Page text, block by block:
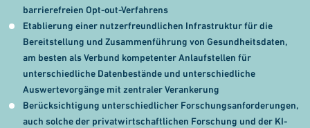
barrierefreien Opt-out-Verfahrens
Etablierung einer nutzerfreundlichen Infrastruktur für die
Bereitstellung und Zusammenführung von Gesundheitsdaten,
am besten als Verbund kompetenter Anlaufstellen für
unterschiedliche Datenbestände und unterschiedliche
Auswertevorgänge mit zentraler Verankerung
Berücksichtigung unterschiedlicher Forschungsanforderungen,
auch solche der privatwirtschaftlichen Forschung und der KI-